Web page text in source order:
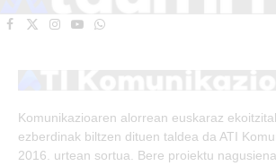
Facebook
X
Instagram
YouTubeWhatsApp
Komunikazioaren alorrean euskaraz
ezberdinak biltzen dituen taldea da ATI
2016. urtean sortua. Bere proiektu